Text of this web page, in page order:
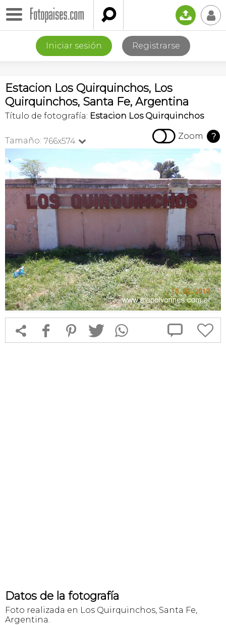
 📤 👤
Iniciar sesión Registrarse
Estacion Los Quirquinchos, Los
Quirquinchos, Santa Fe, Argentina
Título de fotografía: Estacion Los Quirquinchos
Tamaño: 766x574   Zoom ?
 f 1 T  
Datos de la fotografía
Foto realizada en Los Quirquinchos, Santa Fe,
Argentina.